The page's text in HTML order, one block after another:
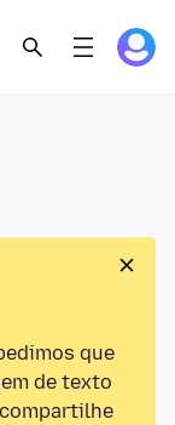
que
de texto